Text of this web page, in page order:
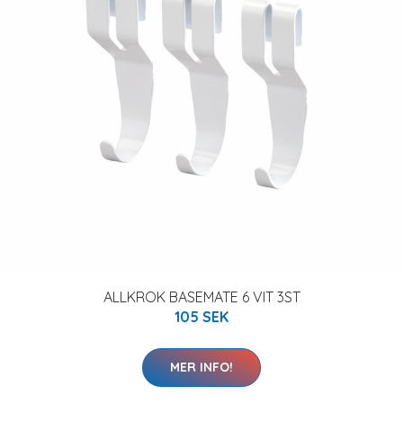
ALLKROK BASEMATE 6 VIT 3ST
105 SEK
MER INFO!